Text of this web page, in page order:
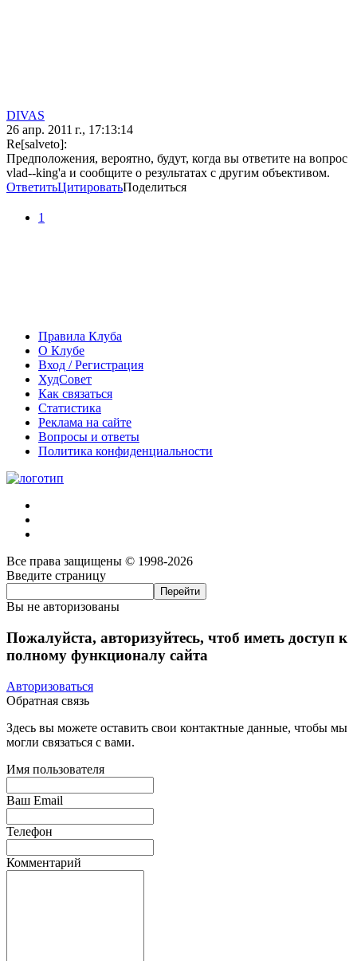
DIVAS
26 апр. 2011 г., 17:13:14
Re[salveto]:
Предположения, вероятно, будут, когда вы ответите на вопрос
vlad--king'а и сообщите о результатах с другим объективом.
ОтветитьЦитироватьПоделиться
1
Правила Клуба
О Клубе
Вход / Регистрация
ХудСовет
Как связаться
Статистика
Реклама на сайте
Вопросы и ответы
Политика конфиденциальности
Все права защищены © 1998-2026
Введите страницу
Вы не авторизованы
Пожалуйста, авторизуйтесь, чтоб иметь доступ к
полному функционалу сайта
Авторизоваться
Обратная связь
Здесь вы можете оставить свои контактные данные, чтобы мы
могли связаться с вами.
Имя пользователя
Ваш Email
Телефон
Комментарий